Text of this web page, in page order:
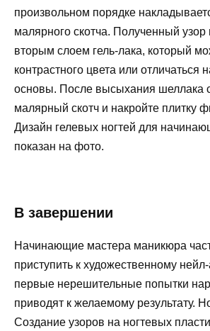
произвольном порядке
малярного скотча. Полученный узор
вторым слоем гель-лака, который
контрастного цвета или отличаться
основы. После высыхания шеллака
малярный скотч и накройте плитку
Дизайн гелевых ногтей для
показан на фото.
В завершении
Начинающие мастера маникюра
приступить к художественному
первые нерешительные попытки
приводят к желаемому результату.
Создание узоров на ногтевых